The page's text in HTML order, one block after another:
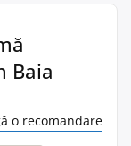
Baia
o recomandare